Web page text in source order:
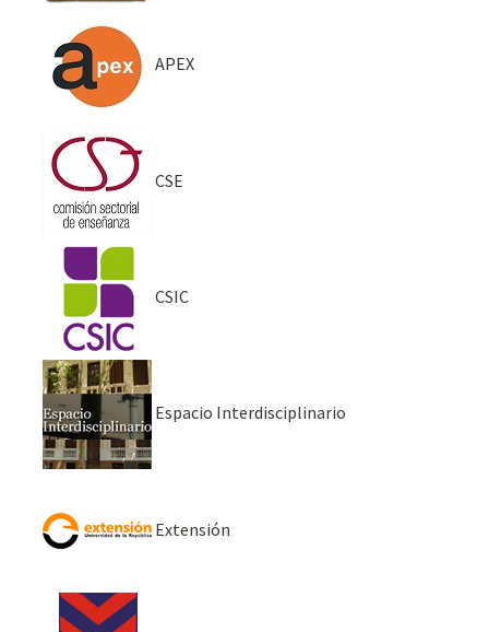
APEX
CSE
CSIC
Espacio Interdisciplinario
Extensión